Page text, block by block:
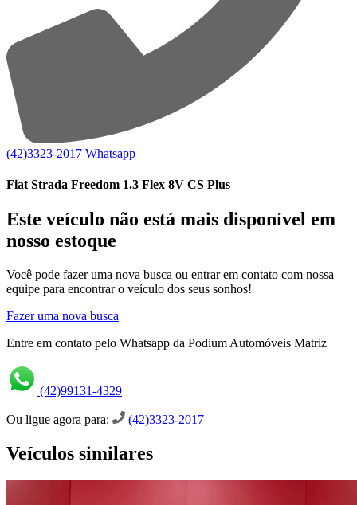
(42)3323-2017 Whatsapp
Fiat Strada Freedom 1.3 Flex 8V CS Plus
Este veículo não está mais disponível em
nosso estoque
Você pode fazer uma nova busca ou entrar em contato com nossa
equipe para encontrar o veículo dos seus sonhos!
Fazer uma nova busca
Entre em contato pelo Whatsapp da Podium Automóveis Matriz
(42)99131-4329
Ou ligue agora para: (42)3323-2017
Veículos similares